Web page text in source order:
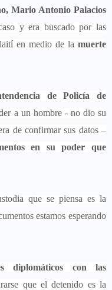
Mario Antonio Palacios
y era buscado por las
en medio de la muerte
de Policía de
a un hombre - no dio su
de confirmar sus datos –
en su poder que
que se piensa es la
estamos esperando
diplomáticos con las
que el detenido es la